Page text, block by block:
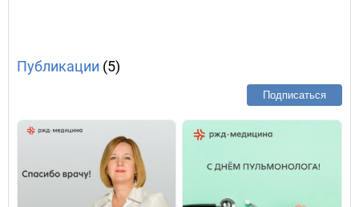
Публикации (5)
Подписаться